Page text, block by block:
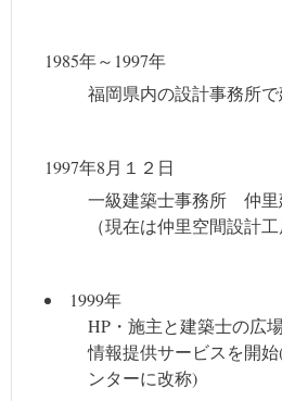
1985年～1997年
福岡県内の設計事務所
1997年8月１２日
一級建築士事務所 仲里
（現在は仲里空間設計工
1999年
HP・施主と建築士の広
情報提供サービスを開
ンターに改称)